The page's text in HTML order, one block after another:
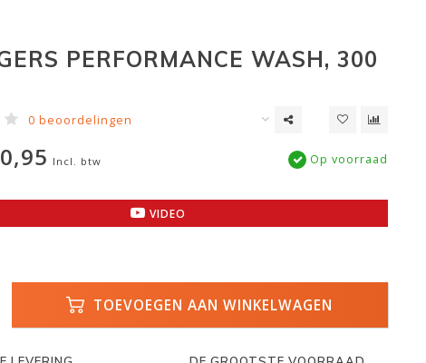
PERFORMANCE WASH, 300
0 beoordelingen
Incl. btw Op voorraad
VIDEO
TOEVOEGEN AAN WINKELWAGEN